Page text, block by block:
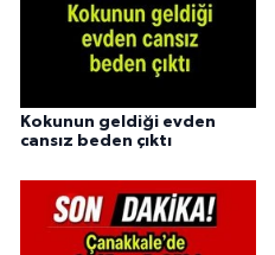
Kokunun geldiği evden
cansız beden çıktı